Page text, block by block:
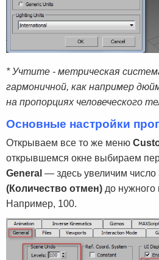
* Учтите - метрическая
гармоничной, как например
на пропорциях человеческого
Основные настройки
Открываем все то же меню
открывшемся окне выбираем
General — здесь увеличим число
(Количество отмен) до нужного
Например, 100.